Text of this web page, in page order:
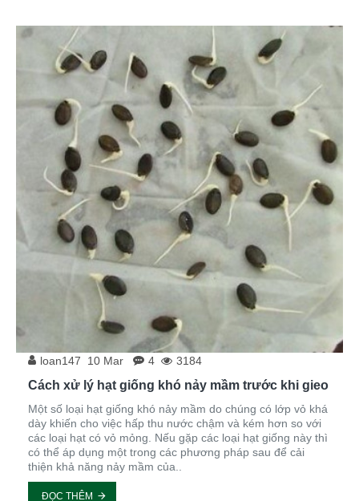
loan147 10 Mar 4 3184
Cách xử lý hạt giống khó nảy mầm trước khi gieo
Một số loại hạt giống khó nảy mầm do chúng có lớp vỏ khá
dày khiến cho việc hấp thu nước chậm và kém hơn so với
các loại hạt có vỏ mỏng. Nếu gặp các loại hạt giống này thì
có thể áp dụng một trong các phương pháp sau để cải
thiện khả năng nảy mầm của..
ĐỌC THÊM